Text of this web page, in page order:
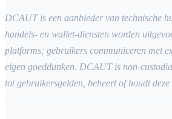
DCAUT is een aanbieder van technische
handels- en wallet-diensten worden
platforms; gebruikers communiceren met
eigen goeddunken. DCAUT is non-
tot gebruikersgelden, beheert of houdt deze